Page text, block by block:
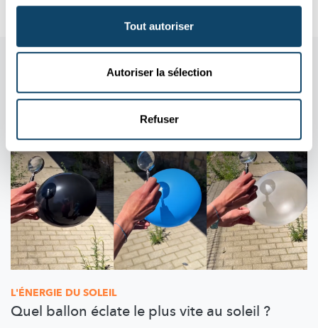
Tout autoriser
Autoriser la sélection
Refuser
Aussi dans cette rubrique
L'ÉNERGIE DU SOLEIL
Quel ballon éclate le plus vite au soleil ?